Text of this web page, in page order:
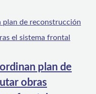
plan de
obras